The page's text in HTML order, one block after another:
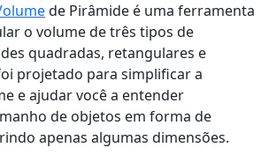
de Pirâmide é uma ferramenta
o volume de três tipos de
quadradas, retangulares e
projetado para simplificar a
e ajudar você a entender
de objetos em forma de
apenas algumas dimensões.